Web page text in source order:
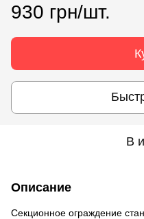
930 грн/шт.
В
Описание
Секционное ограждение